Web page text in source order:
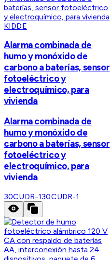
KIDDE
Alarma combinada de
humo y monóxido de
carbono a baterías, sensor
fotoeléctrico y
electroquímico, para
vivienda
Alarma combinada de
humo y monóxido de
carbono a baterías, sensor
fotoeléctrico y
electroquímico, para
vivienda
30CUDR-130CUDR-1